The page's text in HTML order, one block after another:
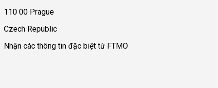
110 00 Prague
Czech Republic
Nhận các thông tin đặc biệt từ FTMO